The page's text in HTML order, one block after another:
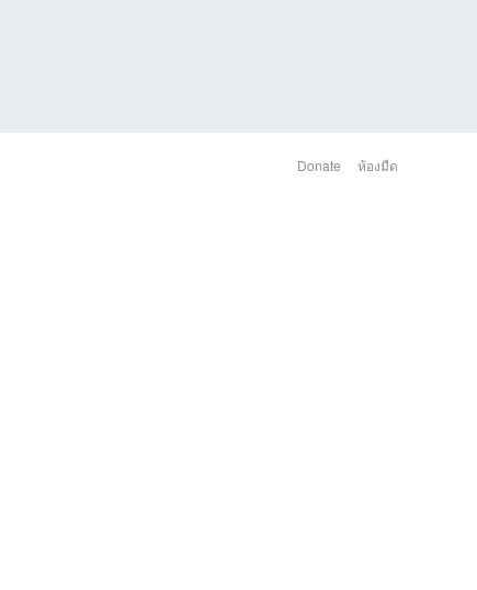
Donate ห้องมืด